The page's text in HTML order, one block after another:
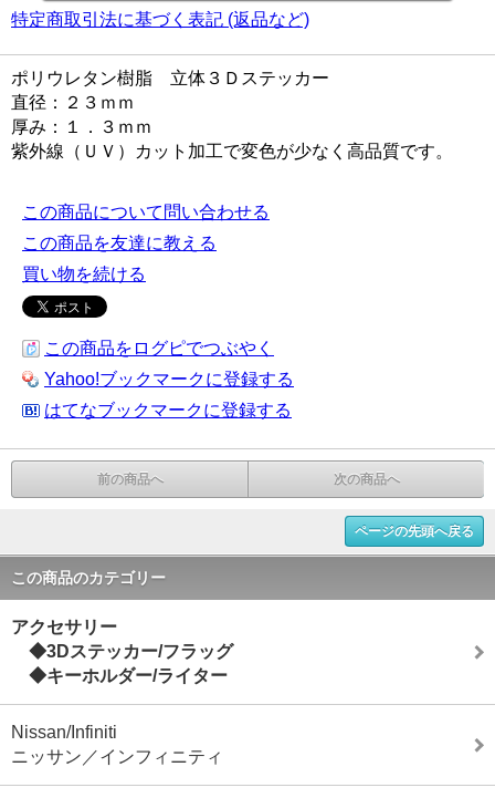
特定商取引法に基づく表記 (返品など)
ポリウレタン樹脂 立体３Ｄステッカー
直径：２３ｍｍ
厚み：１．３ｍｍ
紫外線（ＵＶ）カット加工で変色が少なく高品質です。
この商品について問い合わせる
この商品を友達に教える
買い物を続ける
この商品をログピでつぶやく
Yahoo!ブックマークに登録する
はてなブックマークに登録する
前の商品へ 次の商品へ
ページの先頭へ戻る
この商品のカテゴリー
アクセサリー
◆3Dステッカー/フラッグ
◆キーホルダー/ライター
Nissan/Infiniti
ニッサン／インフィニティ